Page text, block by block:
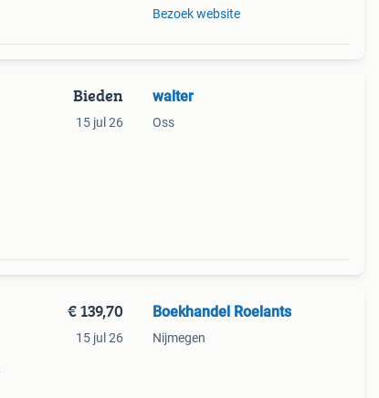
Bezoek website
Bieden
15 jul 26
walter
Oss
€ 139,70
15 jul 26
Boekhandel Roelants
Nijmegen